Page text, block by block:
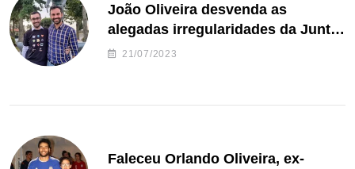
João Oliveira desvenda as
alegadas irregularidades da Junta
de Freguesia S. João de Ver
21/07/2023
Faleceu Orlando Oliveira, ex-